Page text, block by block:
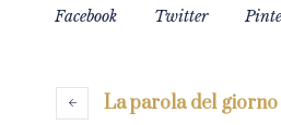
Facebook Twitter
La parola del giorno